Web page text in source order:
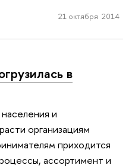
21 октября 2014
в
и
организациям
приходится
ассортимент и